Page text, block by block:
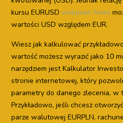
kursu EURUSD wolumen forex
wartości USD względem EUR.
Wiesz jak kalkulować
wartość możesz wyrazić jako 10
narzędziem jest Kalkulator
stronie internetowej, który
parametry do danego zlecenia, w
Przykładowo, jeśli chcesz
parze walutowej EURPLN,